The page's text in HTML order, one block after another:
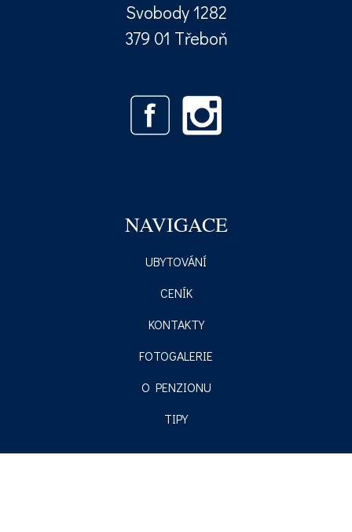
Svobody 1282
379 01 Třeboň
NAVIGACE
UBYTOVÁNÍ
CENÍK
KONTAKTY
FOTOGALERIE
O PENZIONU
TIPY